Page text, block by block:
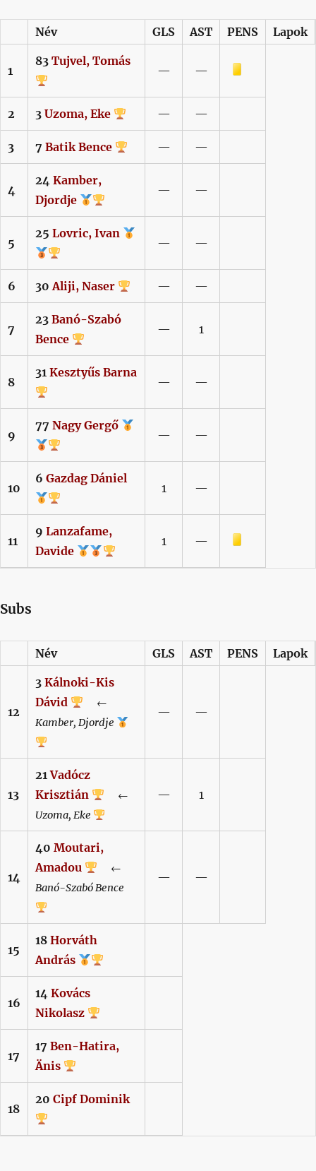
Név GLS AST PENS Lapok
1
83 Tujvel, Tomás
— —
Sárga lap
2 3 Uzoma, Eke — —
3 7 Batik Bence — —
4
24 Kamber,
Djordje
— —
5
25 Lovric, Ivan
— —
6 30 Aliji, Naser — —
7
23 Banó-Szabó
Bence
— 1
8
31 Kesztyűs Barna
— —
9
77 Nagy Gergő
— —
10
6 Gazdag Dániel
1 —
11
9 Lanzafame,
Davide
1 —
Sárga lap
Subs
Név GLS AST PENS Lapok
12
3 Kálnoki-Kis
Dávid
←
Kamber, Djordje
— —
13
21Vadócz
Krisztián
←
Uzoma, Eke
— 1
14
40 Moutari,
Amadou
←
Banó-SzabóBence
— —
15
18 Horváth
András
16
14 Kovács
Nikolasz
17
17 Ben-Hatira,
Änis
18
20 Cipf Dominik